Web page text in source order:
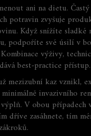
ani na dietu.
potravin zvyšuje
Když snížíte sladké
podpoříte své úsilí v
výživy,
best‑practice přístup.
mezizubní kaz vznikl,
invazivního
V obou případech
dříve zasáhnete, tím